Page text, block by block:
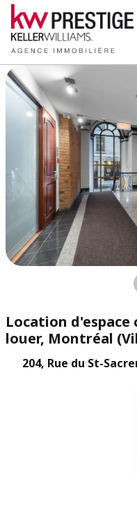
Location
louer, Montréal
204, Rue du St-